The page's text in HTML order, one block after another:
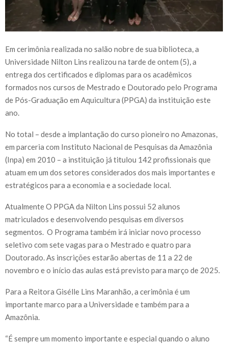
Em cerimônia realizada no salão nobre de sua biblioteca, a
Universidade Nilton Lins realizou na tarde de ontem (5), a
entrega dos certificados e diplomas para os acadêmicos
formados nos cursos de Mestrado e Doutorado pelo Programa
de Pós-Graduação em Aquicultura (PPGA) da instituição este
ano.
No total – desde a implantação do curso pioneiro no Amazonas,
em parceria com Instituto Nacional de Pesquisas da Amazônia
(Inpa) em 2010 – a instituição já titulou 142 profissionais que
atuam em um dos setores considerados dos mais importantes e
estratégicos para a economia e a sociedade local.
Atualmente O PPGA da Nilton Lins possui 52 alunos
matriculados e desenvolvendo pesquisas em diversos
segmentos. O Programa também irá iniciar novo processo
seletivo com sete vagas para o Mestrado e quatro para
Doutorado. As inscrições estarão abertas de 11 a 22 de
novembro e o início das aulas está previsto para março de 2025.
Para a Reitora Gisélle Lins Maranhão, a cerimônia é um
importante marco para a Universidade e também para a
Amazônia.
“É sempre um momento importante e especial quando o aluno